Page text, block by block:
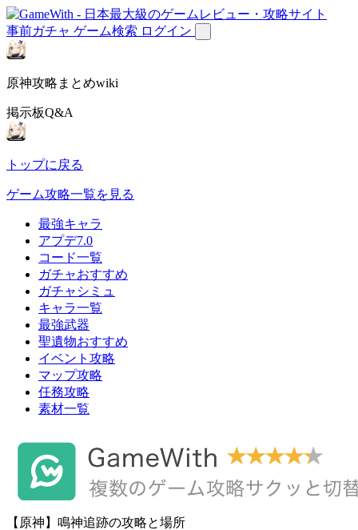
事前ガチャ ゲーム検索 ログイン
原神攻略まとめwiki
掲示板Q&A
トップに戻る
ゲーム攻略一覧を見る
最強キャラ
アプデ7.0
コード一覧
ガチャおすすめ
ガチャシミュ
キャラ一覧
最強武器
聖遺物おすすめ
イベント攻略
マップ攻略
任務攻略
素材一覧
【原神】鳴神追跡の攻略と場所